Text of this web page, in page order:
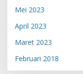
Mei 2023
April 2023
Maret 2023
Februari 2018